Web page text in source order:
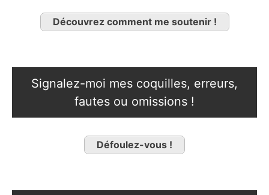
Découvrez comment me soutenir !
Signalez-moi mes coquilles, erreurs,
fautes ou omissions !
Défoulez-vous !